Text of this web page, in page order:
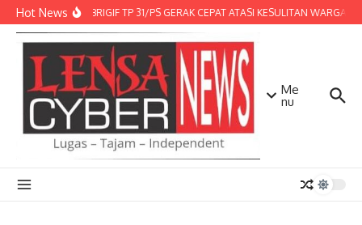
Lewati ke konten
Hot NewsDENMA BRIGIF TP 31/PS GERAK CEPAT ATASI KESULITAN WARGA,
Me
nu